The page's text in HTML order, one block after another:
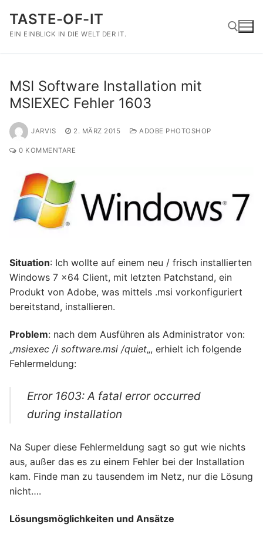
Inhalt
springen
TASTE-OF-IT
EIN EINBLICK IN DIE WELT DER IT.
MSI Software Installation mit
MSIEXEC Fehler 1603
JARVIS 2. MÄRZ 2015 ADOBE PHOTOSHOP
0 KOMMENTARE
Situation: Ich wollte auf einem neu / frisch installierten
Windows 7 x64 Client, mit letzten Patchstand, ein
Produkt von Adobe, was mittels .msi vorkonfiguriert
bereitstand, installieren.
Problem: nach dem Ausführen als Administrator von:
„msiexec /i software.msi /quiet„, erhielt ich folgende
Fehlermeldung:
Error 1603: A fatal error occurred
during installation
Na Super diese Fehlermeldung sagt so gut wie nichts
aus, außer das es zu einem Fehler bei der Installation
kam. Finde man zu tausendem im Netz, nur die Lösung
nicht….
Lösungsmöglichkeiten und Ansätze